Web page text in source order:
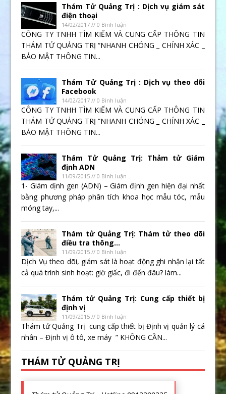
Thám Tử Quảng Trị : Dịch vụ giám sát
điện thoại
14/02/2017 // 0 Bình luận
CÔNG TY TNHH TÌM KIẾM VÀ CUNG CẤP THÔNG TIN
THÁM TỬ QUẢNG TRỊ “NHANH CHÓNG _ CHÍNH XÁC _
BẢO MẬT THÔNG TIN...
Thám Tử Quảng Trị : Dịch vụ theo dõi
Facebook
14/02/2017 // 0 Bình luận
CÔNG TY TNHH TÌM KIẾM VÀ CUNG CẤP THÔNG TIN
THÁM TỬ QUẢNG TRỊ “NHANH CHÓNG _ CHÍNH XÁC _
BẢO MẬT THÔNG TIN...
Thám Tử Quảng Trị: Thảm tử Giám
định ADN
11/09/2015 // 0 Bình luận
1- Giám dịnh gen (ADN) – Giám định gen hiện đại nhất
bằng phương pháp phân tích khoa học mẫu tóc, mẫu
móng tay,...
Thám tử Quảng Trị: Thám tử theo dõi
điều tra thông...
11/09/2015 // 0 Bình luận
Dịch Vụ theo dõi, giám sát là hoạt động ghi nhận lại tất
cả quá trình sinh hoạt: giờ giấc, đi đến đâu? làm...
Thám tử Quảng Trị: Cung cấp thiết bị
định vị
11/09/2015 // 0 Bình luận
Thám tử Quảng Trị cung cấp thiết bị Định vị quản lý cá
nhân – Định vị ô tô, xe máy ” KHÔNG CẦN...
THÁM TỬ QUẢNG TRỊ